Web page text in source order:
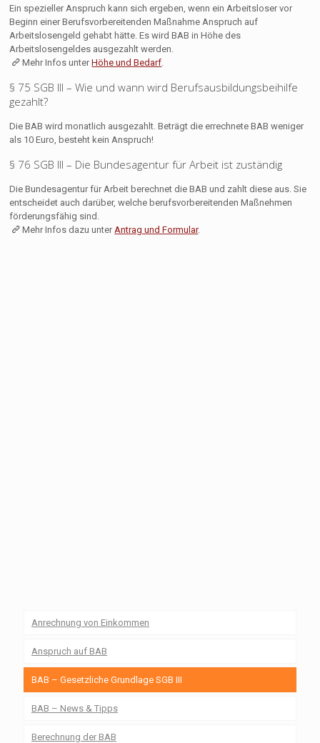
Ein spezieller Anspruch kann sich ergeben, wenn ein Arbeitsloser vor
Beginn einer Berufsvorbereitenden Maßnahme Anspruch auf
Arbeitslosengeld gehabt hätte. Es wird BAB in Höhe des
Arbeitslosengeldes ausgezahlt werden.
Mehr Infos unterHöhe und Bedarf.
§ 75 SGB III – Wie und wann wird Berufsausbildungsbeihilfe
gezahlt?
Die BAB wird monatlich ausgezahlt. Beträgt die errechnete BAB weniger
als 10 Euro, besteht kein Anspruch!
§ 76 SGB III – Die Bundesagentur für Arbeit ist zuständig
Die Bundesagentur für Arbeit berechnet die BAB und zahlt diese aus. Sie
entscheidet auch darüber, welche berufsvorbereitenden Maßnehmen
förderungsfähig sind.
Mehr Infos dazu unterAntrag und Formular.
Anrechnung von Einkommen
Anspruch auf BAB
BAB – Gesetzliche Grundlage SGB III
BAB – News & Tipps
Berechnung der BAB